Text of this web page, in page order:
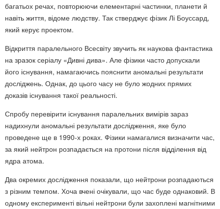
багатьох речах, повторюючи елементарні частинки, планети й
навіть життя, відоме людству. Так стверджує фізик Лі Боуссард,
який керує проектом.
Відкриття паралельного Всесвіту звучить як наукова фантастика
на зразок серіалу «Дивні дива». Але фізики часто допускали
його існування, намагаючись пояснити аномальні результати
досліджень. Однак, до цього часу не було жодних прямих
доказів існування такої реальності.
Спробу перевірити існування паралельних вимірів зараз
надихнули аномальні результати дослідження, яке було
проведене ще в 1990-х роках. Фізики намагалися визначити час,
за який нейтрон розпадається на протони після відділення від
ядра атома.
Два окремих дослідження показали, що нейтрони розпадаються
з різним темпом. Хоча вчені очікували, що час буде однаковий. В
одному експерименті вільні нейтрони були захоплені магнітними